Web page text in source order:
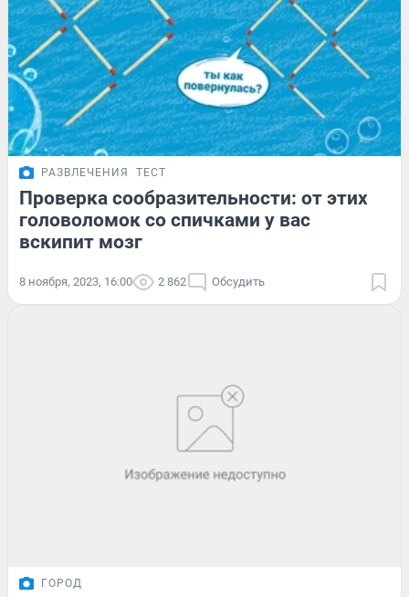
РАЗВЛЕЧЕНИЯ ТЕСТ
Проверка сообразительности: от этих
головоломок со спичками у вас
вскипит мозг
8 ноября, 2023, 16:00 2 862 Обсудить
ГОРОД